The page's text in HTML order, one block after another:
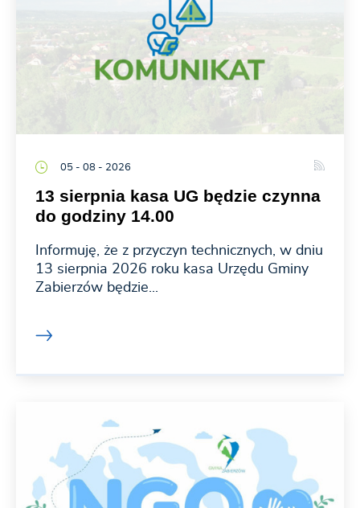
05 - 08 - 2026
13 sierpnia kasa UG będzie czynna
do godziny 14.00
Informuję, że z przyczyn technicznych, w dniu
13 sierpnia 2026 roku kasa Urzędu Gminy
Zabierzów będzie...